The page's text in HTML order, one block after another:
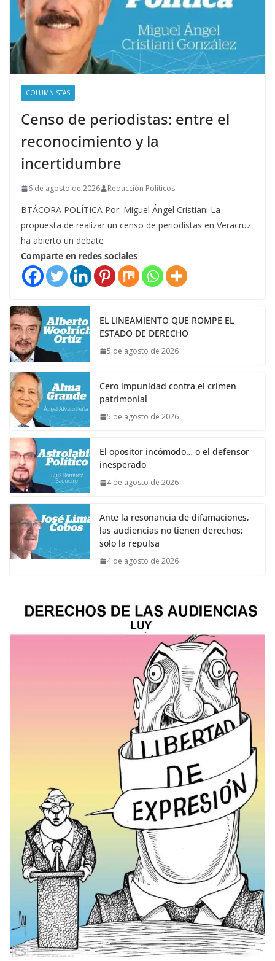
COLUMNISTAS
Censo de periodistas: entre el
reconocimiento y la
incertidumbre
6 de agosto de 2026 Redacción Políticos
BTÁCORA POLÍTICA Por: Miguel Ángel Cristiani La
propuesta de realizar un censo de periodistas en Veracruz
ha abierto un debate
Comparte en redes sociales
EL LINEAMIENTO QUE ROMPE EL
ESTADO DE DERECHO
5 de agosto de 2026
Cero impunidad contra el crimen
patrimonial
5 de agosto de 2026
El opositor incómodo… o el defensor
inesperado
4 de agosto de 2026
Ante la resonancia de difamaciones,
las audiencias no tienen derechos;
solo la repulsa
4 de agosto de 2026